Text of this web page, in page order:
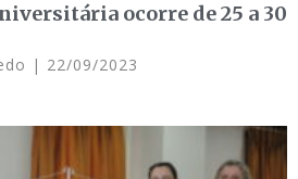
ocorre de 25 a 30
22/09/2023